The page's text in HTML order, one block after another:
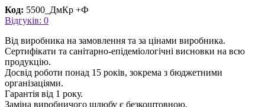
Код: 5500_ДмКр +Ф
Відгуків: 0
Від виробника на замовлення та за цінами виробника.
Сертифікати та санітарно-епідеміологічні висновки на всю
продукцію.
Досвід роботи понад 15 років, зокрема з бюджетними
організаціями.
Гарантія від 1 року.
Заміна виробничого шлюбу є безкоштовною.